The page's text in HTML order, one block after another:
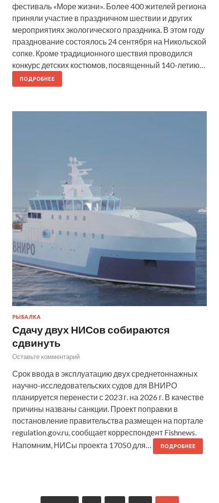
фестиваль «Море жизни». Более 400 жителей региона
приняли участие в праздничном шествии и других
мероприятиях экологического праздника. В этом году
празднование состоялось 24 сентября на Никольской
сопке. Кроме традиционного шествия проводился
конкурс детских костюмов, посвященный 140-летию…
ПОДРОБНЕЕ
РЫБАЛКА
Сдачу двух НИСов собираются
сдвинуть
Оставьте комментарий
Срок ввода в эксплуатацию двух среднетоннажных
научно-исследовательских судов для ВНИРО
планируется перенести с 2023 г. на 2026 г. В качестве
причины названы санкции. Проект поправки в
постановление правительства размещен на портале
regulation.gov.ru, сообщает корреспондент Fishnews.
Напомним, НИСы проекта 17050 для…
ПОДРОБНЕЕ